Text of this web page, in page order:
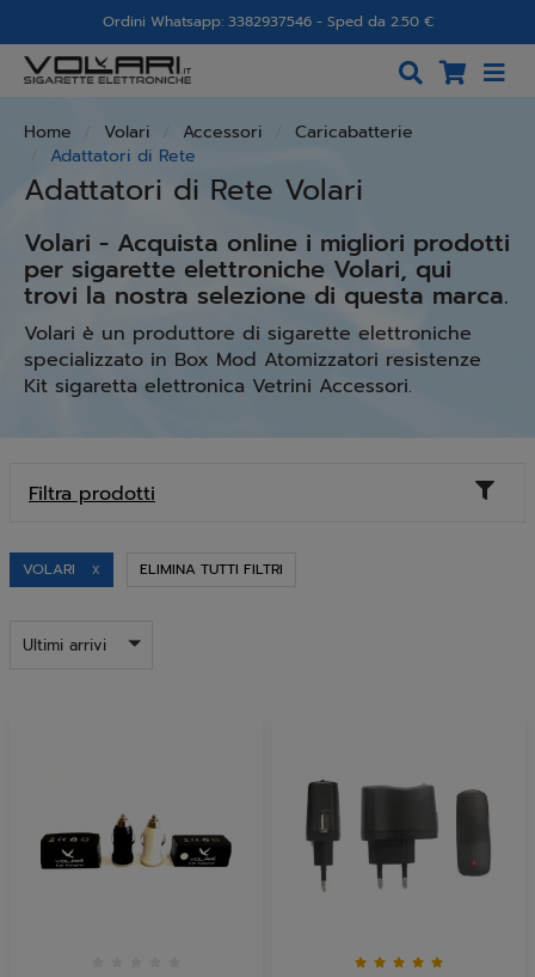
Ordini Whatsapp: 3382937546 - Sped da 2.50 €
Home Volari Accessori
Caricabatterie
Adattatori di Rete
Adattatori di Rete Volari
Volari - Acquista online i migliori prodotti
per sigarette elettroniche Volari, qui
trovi la nostra selezione di questa marca.
Volari è un produttore di sigarette elettroniche
specializzato in Box Mod Atomizzatori resistenze
Kit sigaretta elettronica Vetrini Accessori.
Filtra prodotti
VOLARI X ELIMINA TUTTI FILTRI
Ultimi arrivi